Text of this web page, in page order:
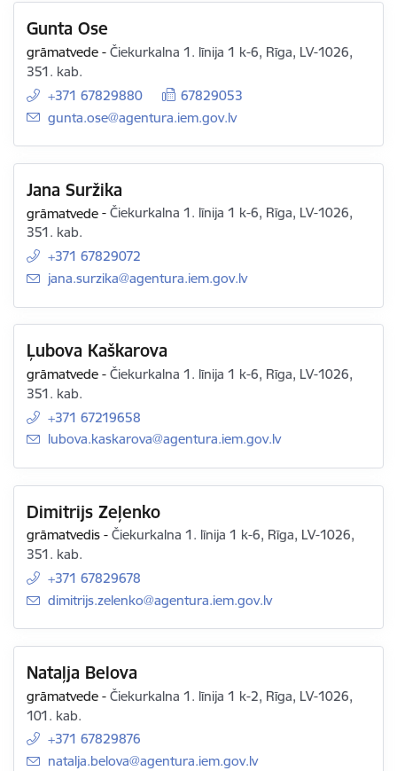
Gunta Ose
grāmatvede -Čiekurkalna 1. līnija 1 k-6, Rīga, LV-1026,
351. kab.
+371 67829880
67829053
E-pasts:
gunta.ose@agentura.iem.gov.lv
Jana Suržika
grāmatvede -Čiekurkalna 1. līnija 1 k-6, Rīga, LV-1026,
351. kab.
+371 67829072
E-pasts:
jana.surzika@agentura.iem.gov.lv
Ļubova Kaškarova
grāmatvede -Čiekurkalna 1. līnija 1 k-6, Rīga, LV-1026,
351. kab.
+371 67219658
E-pasts:
lubova.kaskarova@agentura.iem.gov.lv
Dimitrijs Zeļenko
grāmatvedis -Čiekurkalna 1. līnija 1 k-6, Rīga, LV-1026,
351. kab.
+371 67829678
E-pasts:
dimitrijs.zelenko@agentura.iem.gov.lv
Nataļja Belova
grāmatvede -Čiekurkalna 1. līnija 1 k-2, Rīga, LV-1026,
101. kab.
+371 67829876
E-pasts:
natalja.belova@agentura.iem.gov.lv